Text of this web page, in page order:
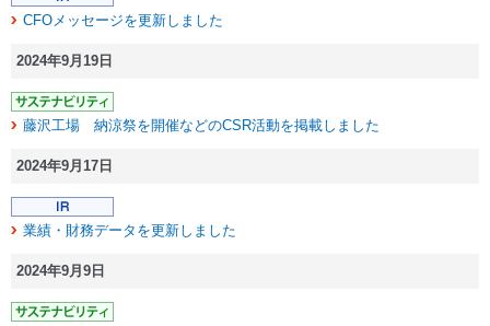
CFOメッセージを更新しました
2024年9月19日
藤沢工場 納涼祭を開催などのCSR活動を掲載しました
2024年9月17日
業績・財務データを更新しました
2024年9月9日